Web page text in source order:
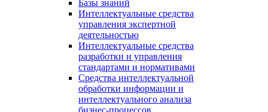
Базы знаний
Интеллектуальные средства
управления экспертной
деятельностью
Интеллектуальные средства
разработки и управления
стандартами и нормативами
Средства интеллектуальной
обработки информации и
интеллектуального анализа
бизнес-процессов